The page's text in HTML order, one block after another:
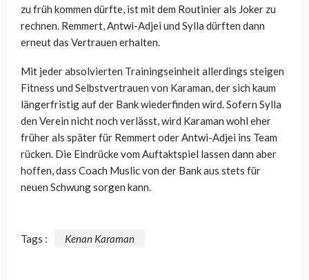
zu früh kommen dürfte, ist mit dem Routinier als Joker zu
rechnen. Remmert, Antwi-Adjei und Sylla dürften dann
erneut das Vertrauen erhalten.
Mit jeder absolvierten Trainingseinheit allerdings steigen
Fitness und Selbstvertrauen von Karaman, der sich kaum
längerfristig auf der Bank wiederfinden wird. Sofern Sylla
den Verein nicht noch verlässt, wird Karaman wohl eher
früher als später für Remmert oder Antwi-Adjei ins Team
rücken. Die Eindrücke vom Auftaktspiel lassen dann aber
hoffen, dass Coach Muslic von der Bank aus stets für
neuen Schwung sorgen kann.
Tags : Kenan Karaman